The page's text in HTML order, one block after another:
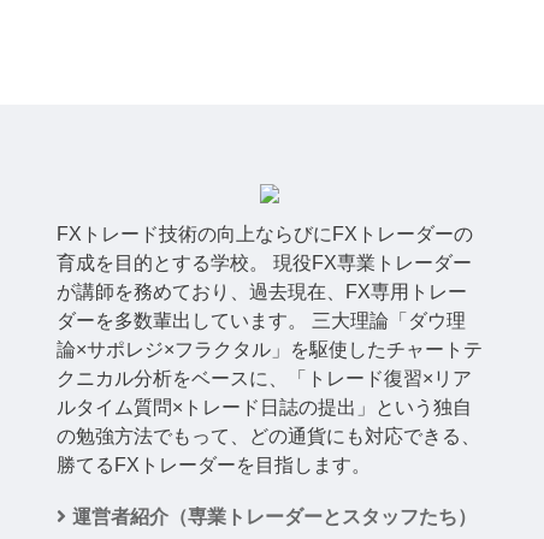
FXトレード技術の向上ならびにFXトレーダーの
育成を目的とする学校。 現役FX専業トレーダー
が講師を務めており、過去現在、FX専用トレー
ダーを多数輩出しています。 三大理論「ダウ理
論×サポレジ×フラクタル」を駆使したチャートテ
クニカル分析をベースに、「トレード復習×リア
ルタイム質問×トレード日誌の提出」という独自
の勉強方法でもって、どの通貨にも対応できる、
勝てるFXトレーダーを目指します。
運営者紹介（専業トレーダーとスタッフたち）